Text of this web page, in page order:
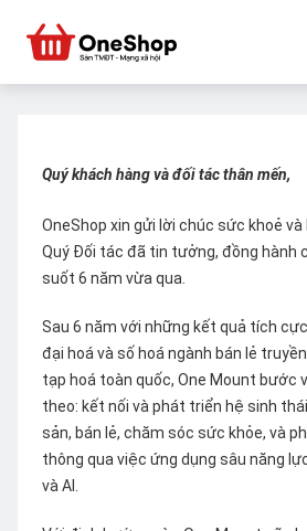
Quý khách hàng và đối tác thân mến,
OneShop xin gửi lời chúc sức khoẻ
Quý Đối tác đã tin tưởng, đồng hành
suốt 6 năm vừa qua.
Sau 6 năm với những kết quả tích
đại hoá và số hoá ngành bán lẻ
tạp hoá toàn quốc, One Mount bước
theo: kết nối và phát triển hệ sinh
sản, bán lẻ, chăm sóc sức khỏe, và
thông qua việc ứng dụng sâu năng
và AI.